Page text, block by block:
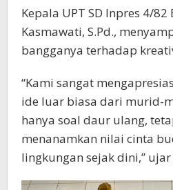
Kepala UPT SD Inpres 4/82
Kasmawati, S.Pd.,
bangganya terhadap
“Kami sangat
ide luar biasa dari murid-
hanya soal daur ulang,
menanamkan nilai cinta
lingkungan sejak dini,”